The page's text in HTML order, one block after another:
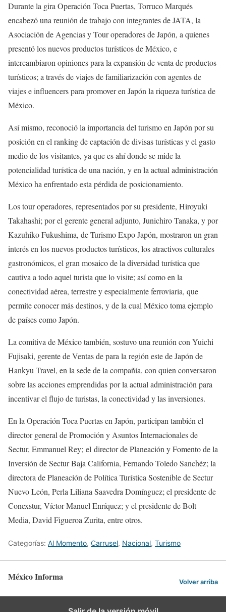
Durante la gira Operación Toca Puertas, Torruco Marqués
encabezó una reunión de trabajo con integrantes de JATA, la
Asociación de Agencias y Tour operadores de Japón, a quienes
presentó los nuevos productos turísticos de México, e
intercambiaron opiniones para la expansión de venta de productos
turísticos; a través de viajes de familiarización con agentes de
viajes e influencers para promover en Japón la riqueza turística de
México.
Así mismo, reconoció la importancia del turismo en Japón por su
posición en el ranking de captación de divisas turísticas y el gasto
medio de los visitantes, ya que es ahí donde se mide la
potencialidad turística de una nación, y en la actual administración
México ha enfrentado esta pérdida de posicionamiento.
Los tour operadores, representados por su presidente, Hiroyuki
Takahashi; por el gerente general adjunto, Junichiro Tanaka, y por
Kazuhiko Fukushima, de Turismo Expo Japón, mostraron un gran
interés en los nuevos productos turísticos, los atractivos culturales
gastronómicos, el gran mosaico de la diversidad turística que
cautiva a todo aquel turista que lo visite; así como en la
conectividad aérea, terrestre y especialmente ferroviaria, que
permite conocer más destinos, y de la cual México toma ejemplo
de países como Japón.
La comitiva de México también, sostuvo una reunión con Yuichi
Fujisaki, gerente de Ventas de para la región este de Japón de
Hankyu Travel, en la sede de la compañía, con quien conversaron
sobre las acciones emprendidas por la actual administración para
incentivar el flujo de turistas, la conectividad y las inversiones.
En la Operación Toca Puertas en Japón, participan también el
director general de Promoción y Asuntos Internacionales de
Sectur, Emmanuel Rey; el director de Planeación y Fomento de la
Inversión de Sectur Baja California, Fernando Toledo Sanchéz; la
directora de Planeación de Política Turística Sostenible de Sectur
Nuevo León, Perla Liliana Saavedra Domínguez; el presidente de
Conexstur, Víctor Manuel Enríquez; y el presidente de Bolt
Media, David Figueroa Zurita, entre otros.
Categorías: Al Momento, Carrusel, Nacional, Turismo
México Informa Volver arriba